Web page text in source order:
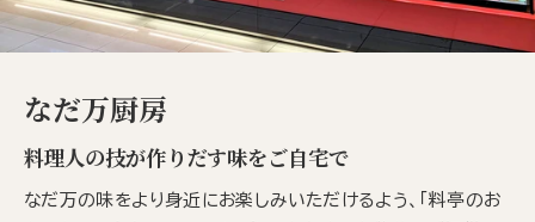
なだ万厨房
料理人の技が作りだす味をご自宅で
なだ万の味をより身近にお楽しみいただけるよう、「料亭のお